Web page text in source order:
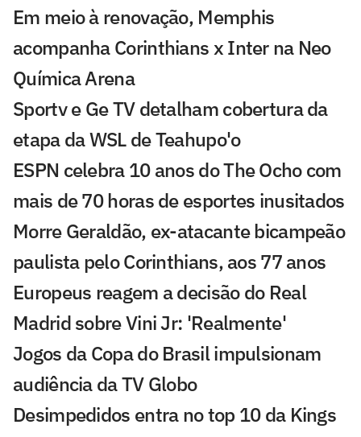
Em meio à renovação, Memphis
acompanha Corinthians x Inter na Neo
Química Arena
Sportv e Ge TV detalham cobertura da
etapa da WSL de Teahupo'o
ESPN celebra 10 anos do The Ocho com
mais de 70 horas de esportes inusitados
Morre Geraldão, ex-atacante bicampeão
paulista pelo Corinthians, aos 77 anos
Europeus reagem a decisão do Real
Madrid sobre Vini Jr: 'Realmente'
Jogos da Copa do Brasil impulsionam
audiência da TV Globo
Desimpedidos entra no top 10 da Kings